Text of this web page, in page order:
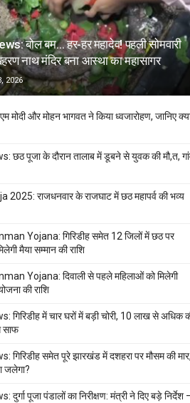
बोल बम… हर-हर महादेव! पहली सोमवारी
नाथ मंदिर बना आस्था का महासागर
2026
मोदी और मोहन भागवत ने किया ध्वजारोहण, जानिए
छठ पूजा के दौरान तालाब में डूबने से युवक की मौ,त,
2025: राजधनवार के राजघाट में छठ महापर्व की भव्य
Yojana: गिरिडीह समेत 12 जिलों में छठ पर
मैया सम्मान की राशि
Yojana: दिवाली से पहले महिलाओं को मिलेगी
की राशि
गिरिडीह में चार घरों में बड़ी चोरी, 10 लाख से अधिक
साफ
गिरिडीह समेत पूरे झारखंड में दशहरा पर मौसम की मार,
जलेगा?
दुर्गा पूजा पंडालों का निरीक्षण: मंत्री ने दिए बड़े निर्देश